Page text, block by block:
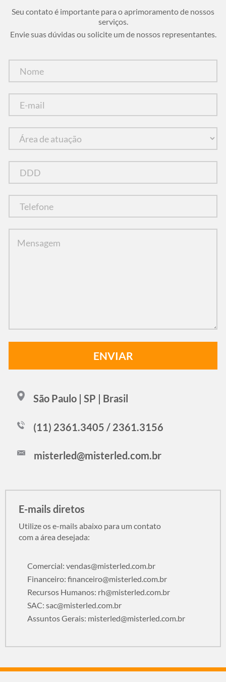
Seu contato é importante para o aprimoramento de nossos
serviços.
Envie suas dúvidas ou solicite um de nossos representantes.
São Paulo | SP | Brasil
(11) 2361.3405 / 2361.3156
misterled@misterled.com.br
E-mails diretos
Utilize os e-mails abaixo para um contato
com a área desejada:
Comercial: vendas@misterled.com.br
Financeiro: financeiro@misterled.com.br
Recursos Humanos: rh@misterled.com.br
SAC: sac@misterled.com.br
Assuntos Gerais: misterled@misterled.com.br